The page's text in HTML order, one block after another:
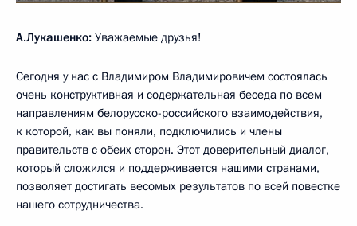
А.Лукашенко: Уважаемые друзья!
Сегодня у нас с Владимиром Владимировичем состоялась
очень конструктивная и содержательная беседа по всем
направлениям белорусско-российского взаимодействия,
к которой, как вы поняли, подключились и члены
правительств с обеих сторон. Этот доверительный диалог,
который сложился и поддерживается нашими странами,
позволяет достигать весомых результатов по всей повестке
нашего сотрудничества.